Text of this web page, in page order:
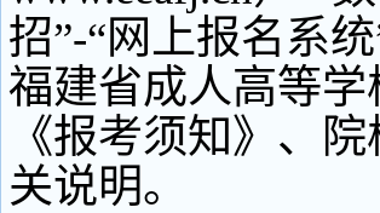
招”-“网上报名系
福建省成人高等
《报考须知》、
关说明。